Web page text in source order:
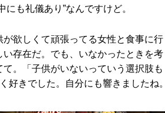
も礼儀あり”なんですけど。
欲しくて頑張ってる女性と食事に行
存在だ。でも、いなかったときを考
。「子供がいないっていう選択肢も
好きでした。自分にも響きましたね。